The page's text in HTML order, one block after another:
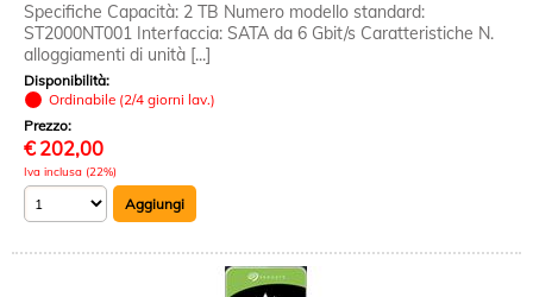
Specifiche Capacità: 2 TB Numero modello standard:
ST2000NT001 Interfaccia: SATA da 6 Gbit/s Caratteristiche N.
alloggiamenti di unità [...]
Disponibilità:
Ordinabile (2/4 giorni lav.)
Prezzo:
€ 202,00
Iva inclusa (22%)